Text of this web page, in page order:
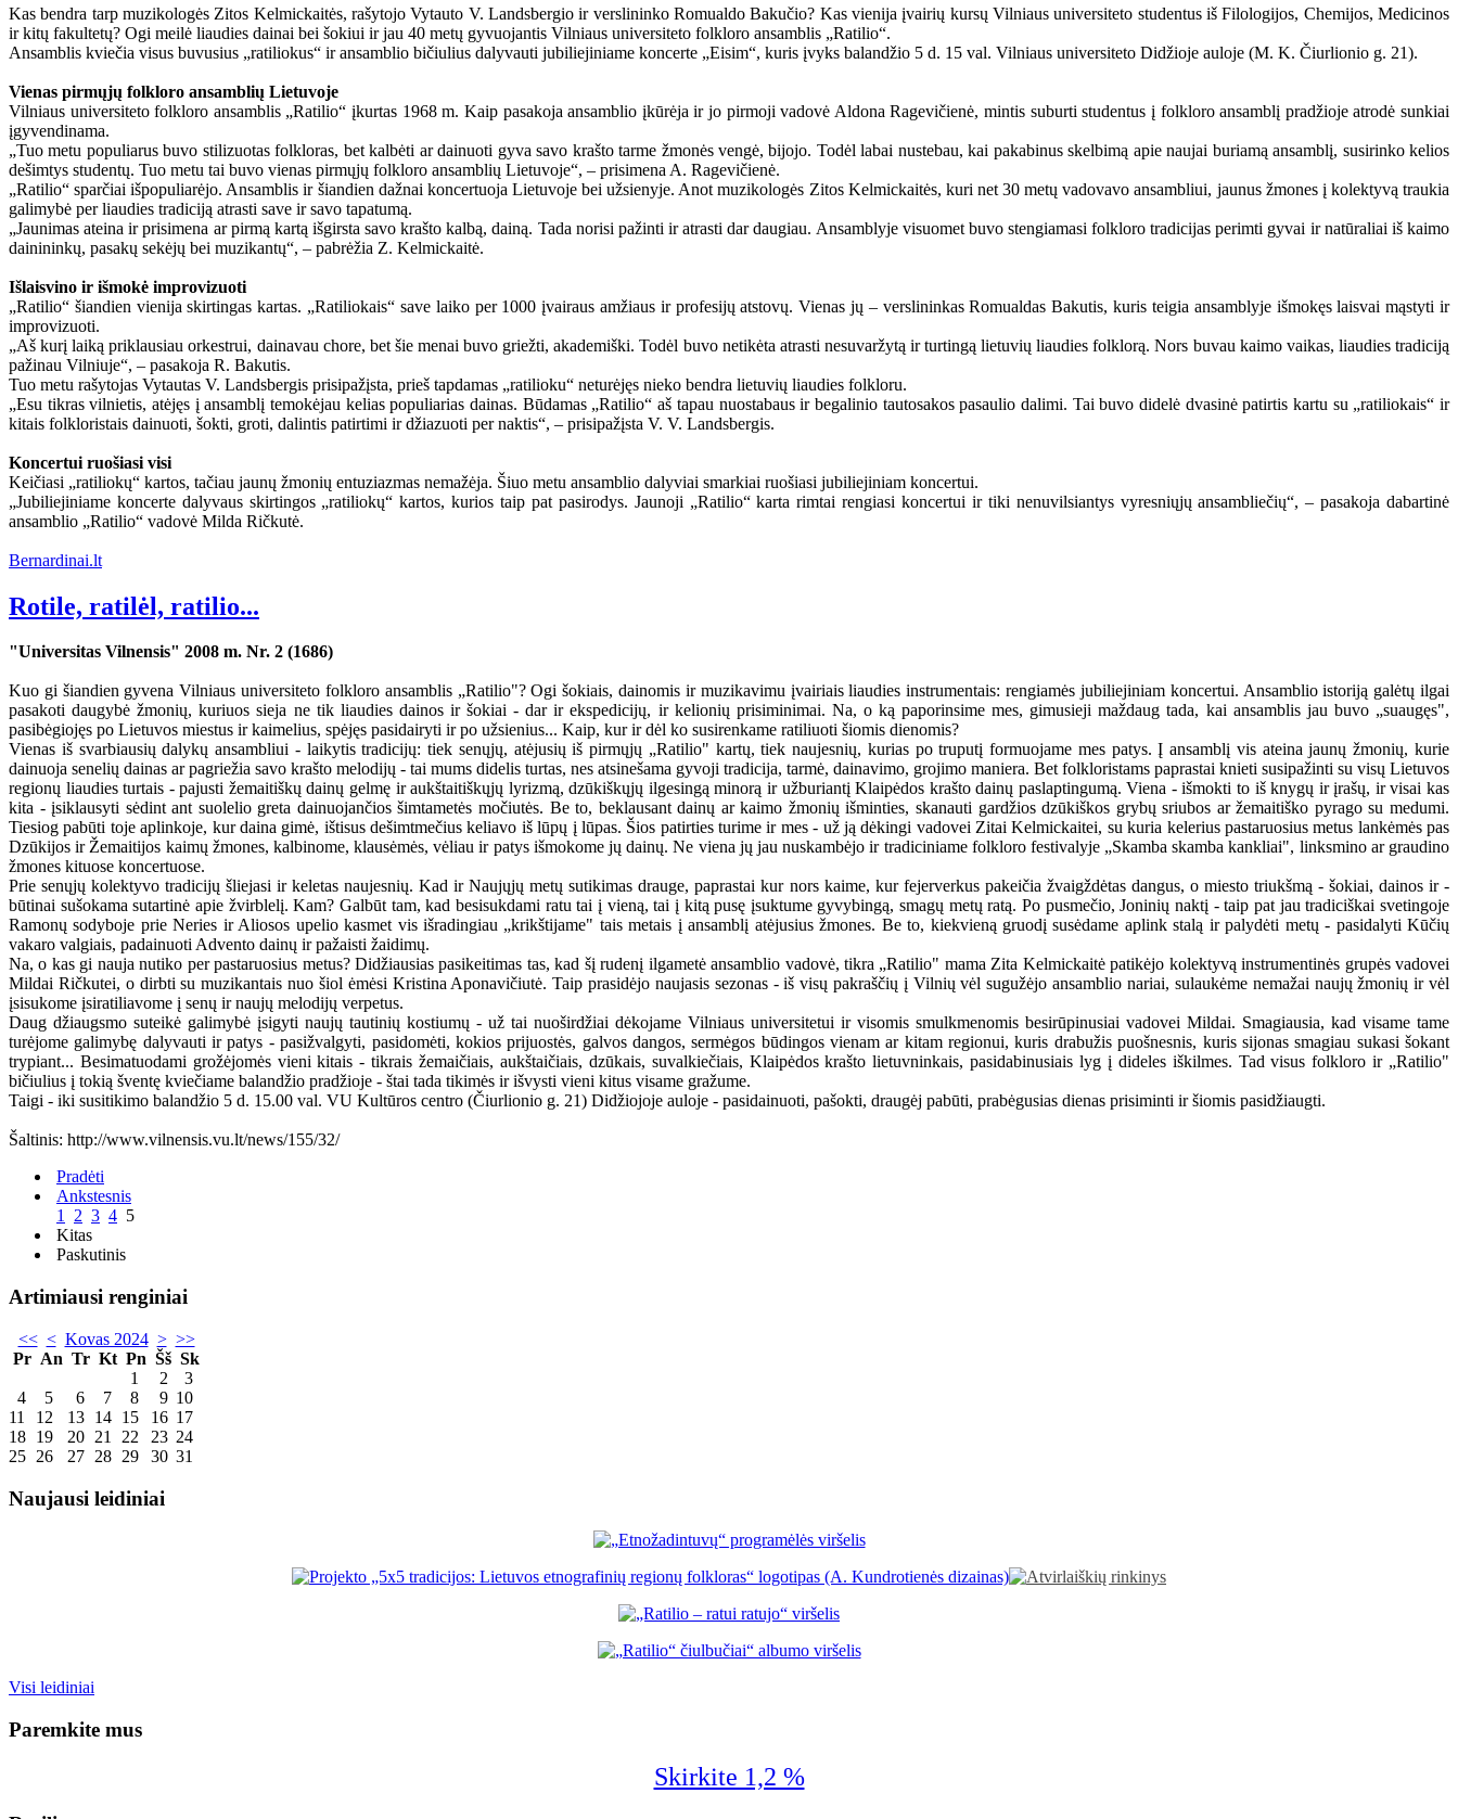
Kas bendra tarp muzikologės Zitos Kelmickaitės, rašytojo Vytauto V. Landsbergio ir verslininko Romualdo Bakučio? Kas vienija įvairių kursų Vilniaus universiteto studentus iš Filologijos, Chemijos, Medicinos
ir kitų fakultetų? Ogi meilė liaudies dainai bei šokiui ir jau 40 metų gyvuojantis Vilniaus universiteto folkloro ansamblis „Ratilio“.
Ansamblis kviečia visus buvusius „ratiliokus“ ir ansamblio bičiulius dalyvauti jubiliejiniame koncerte „Eisim“, kuris įvyks balandžio 5 d. 15 val. Vilniaus universiteto Didžioje auloje (M. K. Čiurlionio g. 21).
Vienas pirmųjų folkloro ansamblių Lietuvoje
Vilniaus universiteto folkloro ansamblis „Ratilio“ įkurtas 1968 m. Kaip pasakoja ansamblio įkūrėja ir jo pirmoji vadovė Aldona Ragevičienė, mintis suburti studentus į folkloro ansamblį pradžioje atrodė sunkiai
įgyvendinama.
„Tuo metu populiarus buvo stilizuotas folkloras, bet kalbėti ar dainuoti gyva savo krašto tarme žmonės vengė, bijojo. Todėl labai nustebau, kai pakabinus skelbimą apie naujai buriamą ansamblį, susirinko kelios
dešimtys studentų. Tuo metu tai buvo vienas pirmųjų folkloro ansamblių Lietuvoje“, – prisimena A. Ragevičienė.
„Ratilio“ sparčiai išpopuliarėjo. Ansamblis ir šiandien dažnai koncertuoja Lietuvoje bei užsienyje. Anot muzikologės Zitos Kelmickaitės, kuri net 30 metų vadovavo ansambliui, jaunus žmones į kolektyvą traukia
galimybė per liaudies tradiciją atrasti save ir savo tapatumą.
„Jaunimas ateina ir prisimena ar pirmą kartą išgirsta savo krašto kalbą, dainą. Tada norisi pažinti ir atrasti dar daugiau. Ansamblyje visuomet buvo stengiamasi folkloro tradicijas perimti gyvai ir natūraliai iš kaimo
dainininkų, pasakų sekėjų bei muzikantų“, – pabrėžia Z. Kelmickaitė.
Išlaisvino ir išmokė improvizuoti
„Ratilio“ šiandien vienija skirtingas kartas. „Ratiliokais“ save laiko per 1000 įvairaus amžiaus ir profesijų atstovų. Vienas jų – verslininkas Romualdas Bakutis, kuris teigia ansamblyje išmokęs laisvai mąstyti ir
improvizuoti.
„Aš kurį laiką priklausiau orkestrui, dainavau chore, bet šie menai buvo griežti, akademiški. Todėl buvo netikėta atrasti nesuvaržytą ir turtingą lietuvių liaudies folklorą. Nors buvau kaimo vaikas, liaudies tradiciją
pažinau Vilniuje“, – pasakoja R. Bakutis.
Tuo metu rašytojas Vytautas V. Landsbergis prisipažįsta, prieš tapdamas „ratilioku“ neturėjęs nieko bendra lietuvių liaudies folkloru.
„Esu tikras vilnietis, atėjęs į ansamblį temokėjau kelias populiarias dainas. Būdamas „Ratilio“ aš tapau nuostabaus ir begalinio tautosakos pasaulio dalimi. Tai buvo didelė dvasinė patirtis kartu su „ratiliokais“ ir
kitais folkloristais dainuoti, šokti, groti, dalintis patirtimi ir džiazuoti per naktis“, – prisipažįsta V. V. Landsbergis.
Koncertui ruošiasi visi
Keičiasi „ratiliokų“ kartos, tačiau jaunų žmonių entuziazmas nemažėja. Šiuo metu ansamblio dalyviai smarkiai ruošiasi jubiliejiniam koncertui.
„Jubiliejiniame koncerte dalyvaus skirtingos „ratiliokų“ kartos, kurios taip pat pasirodys. Jaunoji „Ratilio“ karta rimtai rengiasi koncertui ir tiki nenuvilsiantys vyresniųjų ansambliečių“, – pasakoja dabartinė
ansamblio „Ratilio“ vadovė Milda Ričkutė.
Bernardinai.lt
Rotile, ratilėl, ratilio...
"Universitas Vilnensis" 2008 m. Nr. 2 (1686)
Kuo gi šiandien gyvena Vilniaus universiteto folkloro ansamblis „Ratilio"? Ogi šokiais, dainomis ir muzikavimu įvairiais liaudies instrumentais: rengiamės jubiliejiniam koncertui. Ansamblio istoriją galėtų ilgai
pasakoti daugybė žmonių, kuriuos sieja ne tik liaudies dainos ir šokiai - dar ir ekspedicijų, ir kelionių prisiminimai. Na, o ką paporinsime mes, gimusieji maždaug tada, kai ansamblis jau buvo „suaugęs",
pasibėgiojęs po Lietuvos miestus ir kaimelius, spėjęs pasidairyti ir po užsienius... Kaip, kur ir dėl ko susirenkame ratiliuoti šiomis dienomis?
Vienas iš svarbiausių dalykų ansambliui - laikytis tradicijų: tiek senųjų, atėjusių iš pirmųjų „Ratilio" kartų, tiek naujesnių, kurias po truputį formuojame mes patys. Į ansamblį vis ateina jaunų žmonių, kurie
dainuoja senelių dainas ar pagriežia savo krašto melodijų - tai mums didelis turtas, nes atsinešama gyvoji tradicija, tarmė, dainavimo, grojimo maniera. Bet folkloristams paprastai knieti susipažinti su visų Lietuvos
regionų liaudies turtais - pajusti žemaitiškų dainų gelmę ir aukštaitiškųjų lyrizmą, dzūkiškųjų ilgesingą minorą ir užburiantį Klaipėdos krašto dainų paslaptingumą. Viena - išmokti to iš knygų ir įrašų, ir visai kas
kita - įsiklausyti sėdint ant suolelio greta dainuojančios šimtametės močiutės. Be to, beklausant dainų ar kaimo žmonių išminties, skanauti gardžios dzūkiškos grybų sriubos ar žemaitiško pyrago su medumi.
Tiesiog pabūti toje aplinkoje, kur daina gimė, ištisus dešimtmečius keliavo iš lūpų į lūpas. Šios patirties turime ir mes - už ją dėkingi vadovei Zitai Kelmickaitei, su kuria kelerius pastaruosius metus lankėmės pas
Dzūkijos ir Žemaitijos kaimų žmones, kalbinome, klausėmės, vėliau ir patys išmokome jų dainų. Ne viena jų jau nuskambėjo ir tradiciniame folkloro festivalyje „Skamba skamba kankliai", linksmino ar graudino
žmones kituose koncertuose.
Prie senųjų kolektyvo tradicijų šliejasi ir keletas naujesnių. Kad ir Naujųjų metų sutikimas drauge, paprastai kur nors kaime, kur fejerverkus pakeičia žvaigždėtas dangus, o miesto triukšmą - šokiai, dainos ir -
būtinai sušokama sutartinė apie žvirblelį. Kam? Galbūt tam, kad besisukdami ratu tai į vieną, tai į kitą pusę įsuktume gyvybingą, smagų metų ratą. Po pusmečio, Joninių naktį - taip pat jau tradiciškai svetingoje
Ramonų sodyboje prie Neries ir Aliosos upelio kasmet vis išradingiau „krikštijame" tais metais į ansamblį atėjusius žmones. Be to, kiekvieną gruodį susėdame aplink stalą ir palydėti metų - pasidalyti Kūčių
vakaro valgiais, padainuoti Advento dainų ir pažaisti žaidimų.
Na, o kas gi nauja nutiko per pastaruosius metus? Didžiausias pasikeitimas tas, kad šį rudenį ilgametė ansamblio vadovė, tikra „Ratilio" mama Zita Kelmickaitė patikėjo kolektyvą instrumentinės grupės vadovei
Mildai Ričkutei, o dirbti su muzikantais nuo šiol ėmėsi Kristina Aponavičiutė. Taip prasidėjo naujasis sezonas - iš visų pakraščių į Vilnių vėl sugužėjo ansamblio nariai, sulaukėme nemažai naujų žmonių ir vėl
įsisukome įsiratiliavome į senų ir naujų melodijų verpetus.
Daug džiaugsmo suteikė galimybė įsigyti naujų tautinių kostiumų - už tai nuoširdžiai dėkojame Vilniaus universitetui ir visomis smulkmenomis besirūpinusiai vadovei Mildai. Smagiausia, kad visame tame
turėjome galimybę dalyvauti ir patys - pasižvalgyti, pasidomėti, kokios prijuostės, galvos dangos, sermėgos būdingos vienam ar kitam regionui, kuris drabužis puošnesnis, kuris sijonas smagiau sukasi šokant
trypiant... Besimatuodami grožėjomės vieni kitais - tikrais žemaičiais, aukštaičiais, dzūkais, suvalkiečiais, Klaipėdos krašto lietuvninkais, pasidabinusiais lyg į dideles iškilmes. Tad visus folkloro ir „Ratilio"
bičiulius į tokią šventę kviečiame balandžio pradžioje - štai tada tikimės ir išvysti vieni kitus visame gražume.
Taigi - iki susitikimo balandžio 5 d. 15.00 val. VU Kultūros centro (Čiurlionio g. 21) Didžiojoje auloje - pasidainuoti, pašokti, draugėj pabūti, prabėgusias dienas prisiminti ir šiomis pasidžiaugti.
Šaltinis: http://www.vilnensis.vu.lt/news/155/32/
Pradėti
Ankstesnis
1 2 3 4 5
Kitas
Paskutinis
Artimiausi renginiai
<< < Kovas 2024 > >>
Pr An Tr Kt Pn Šš Sk
1
2
3
4
5 6 7 8 9 10
11
12 13 14 15 16 17
18 19 20 21 22 23 24
25 26 27 28 29 30 31
Naujausi leidiniai
Visi leidiniai
Paremkite mus
Skirkite 1,2 %